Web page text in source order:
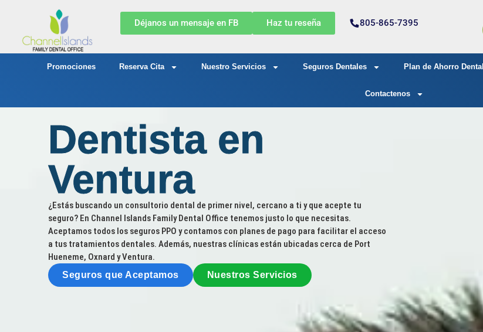
Déjanos un mensaje en FB Haz tu reseña 805-865-7395
Promociones Reserva Cita Nuestro Servicios Seguros Dentales Plan de Ahorro Dental
Contactenos
Dentista en
Ventura
¿Estás buscando un consultorio dental de primer nivel, cercano a ti y que acepte tu
seguro? En Channel Islands Family Dental Office tenemos justo lo que necesitas.
Aceptamos todos los seguros PPO y contamos con planes de pago para facilitar el acceso
a tus tratamientos dentales. Además, nuestras clínicas están ubicadas cerca de Port
Hueneme, Oxnard y Ventura.
Seguros que Aceptamos Nuestros Servicios